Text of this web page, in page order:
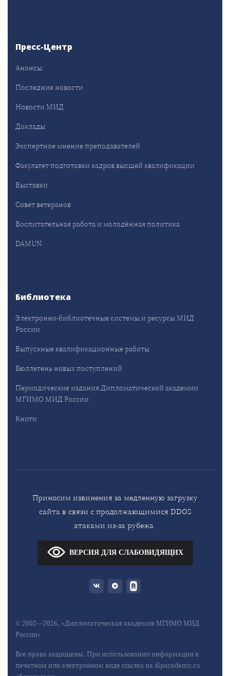
Пресс-Центр
Анонсы
Последние новости
Новости МИД
Доклады
Экспертное мнение преподавателей
Факультет подготовки кадров высшей квалификации
Выставки
Совет ветеранов
Воспитательная работа и молодёжная политика
DAMUN
Библиотека
Электронно-библиотечные системы и ресурсы МИД
России
Выпускные квалификационные работы
Бюллетень новых поступлений
Периодические издания Дипломатической академии
МГИМО МИД России
Книги
Приносим извинения за медленную загрузку
сайта в связи с продолжающимися DDOS
атаками из-за рубежа.
ВЕРСИЯ ДЛЯ СЛАБОВИДЯЩИХ
© 2002—2026, «Дипломатическая академия МГИМО МИД
России»
Все права защищены. При использовании информации в
печатном или электронном виде ссылка на dipacademy.ru